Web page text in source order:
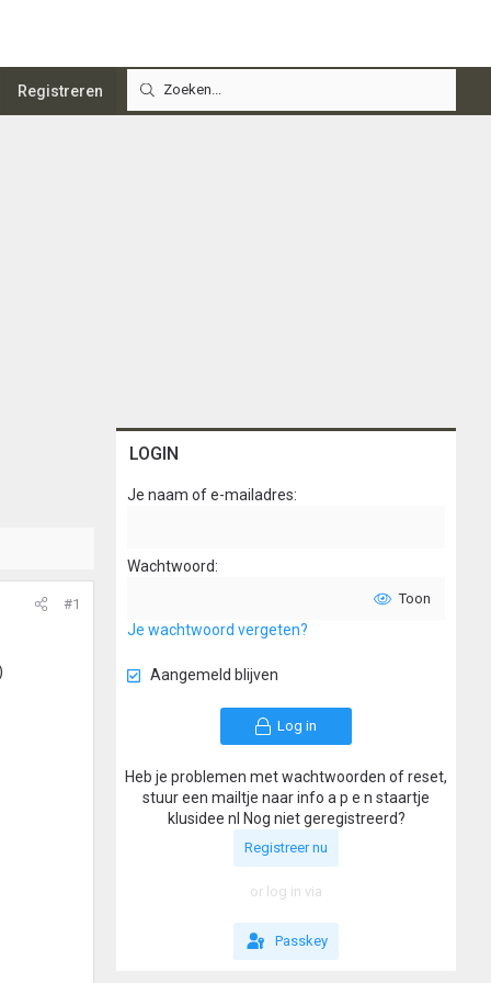
Registreren
#1
LOGIN
Je naam of e-mailadres
Wachtwoord
Toon
Je wachtwoord vergeten?
Aangemeld blijven
Log in
Heb je problemen met wachtwoorden of reset,
stuur een mailtje naar info a p e n staartje
klusidee nl Nog niet geregistreerd?
Registreer nu
or log in via
Passkey